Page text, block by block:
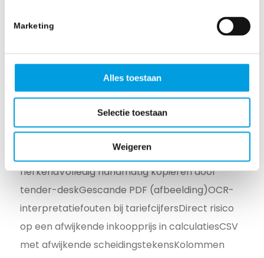
Marketing
Alles toestaan
Selectie toestaan
Weigeren
voorbereidingsstap maakt de tijdwinst van de
Overzicht van veelvoorkomende
carrier-format afwijkingen
Output format carrierBelemmering voor
tender-softwareGevolg voor RFQ-procesTekst
in e-mail bodyGeen kolommen of velden
herkendVolledig handmatig kopiëren door
tender-deskGescande PDF (afbeelding)OCR-
interpretatiefouten bij tariefcijfersDirect risico
op een afwijkende inkoopprijs in calculatiesCSV
met afwijkende scheidingstekensKolommen